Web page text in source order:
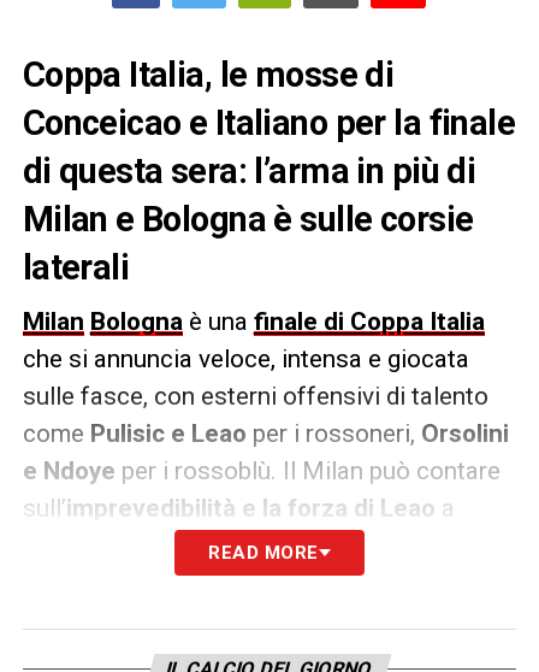
Coppa Italia, le mosse di
Conceicao e Italiano per la finale
di questa sera: l’arma in più di
Milan e Bologna è sulle corsie
laterali
Milan Bologna è una finale di Coppa Italia
che si annuncia veloce, intensa e giocata
sulle fasce, con esterni offensivi di talento
come Pulisic e Leao per i rossoneri, Orsolini
e Ndoye per i rossoblù. Il Milan può contare
sull’imprevedibilità e la forza di Leao a
precisione e versatilità di
a destra, entrambi fondamentali sia in
l’americano, 12 per il portoghese). Tuttavia, il
READ MORE